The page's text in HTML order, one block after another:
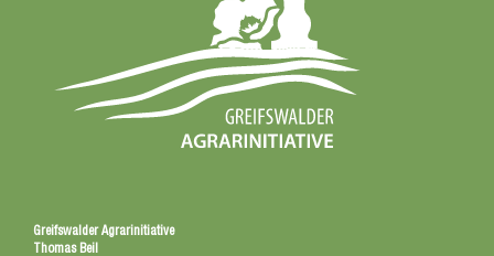
Greifswalder Agrarinitiative
Thomas Beil